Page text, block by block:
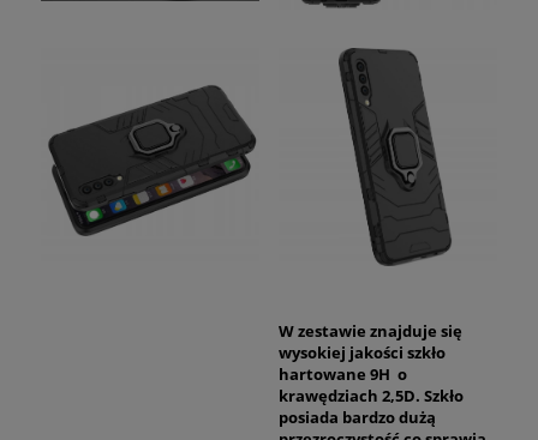
W zestawie znajduje się
wysokiej jakości szkło
hartowane 9H o
krawędziach 2,5D. Szkło
posiada bardzo dużą